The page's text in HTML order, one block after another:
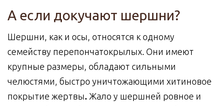
А если докучают шершни?
Шершни, как и осы, относятся к одному
семейству перепончатокрылых. Они имеют
крупные размеры, обладают сильными
челюстями, быстро уничтожающими хитиновое
покрытие жертвы. Жало у шершней ровное и